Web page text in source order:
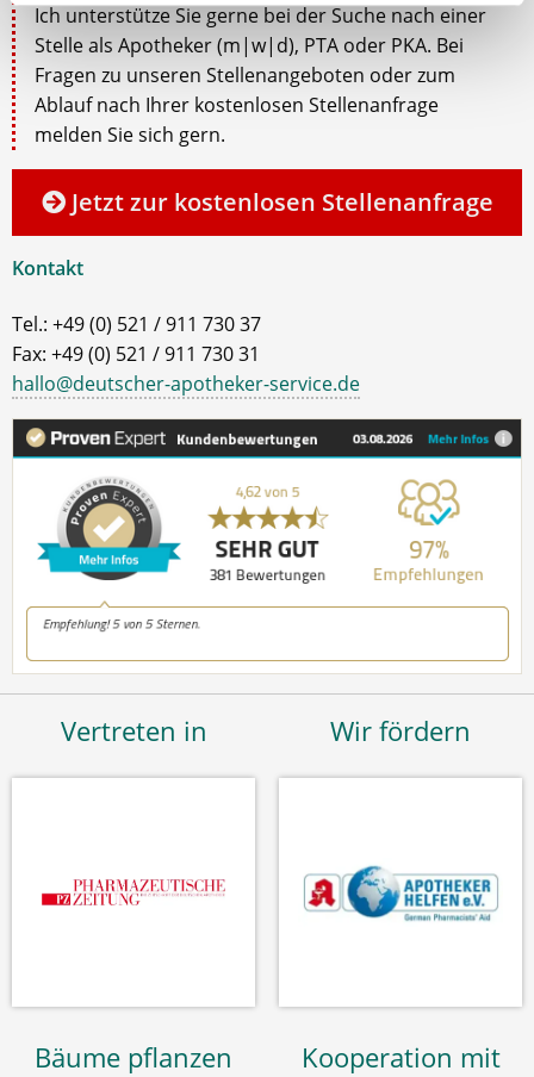
Ich unterstütze Sie gerne bei der Suche nach einer
Stelle als Apotheker (m|w|d), PTA oder PKA. Bei
Fragen zu unseren Stellenangeboten oder zum
Ablauf nach Ihrer kostenlosen Stellenanfrage
melden Sie sich gern.
Jetzt zur kostenlosen Stellenanfrage
Kontakt
Tel.: +49 (0) 521 / 911 730 37
Fax: +49 (0) 521 / 911 730 31
hallo@deutscher-apotheker-service.de
Vertreten in Wir fördern
Bäume pflanzen Kooperation mit